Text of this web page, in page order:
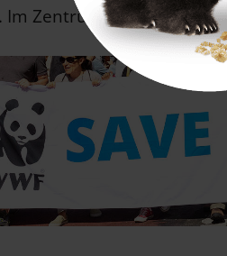
Im Zentrum […]